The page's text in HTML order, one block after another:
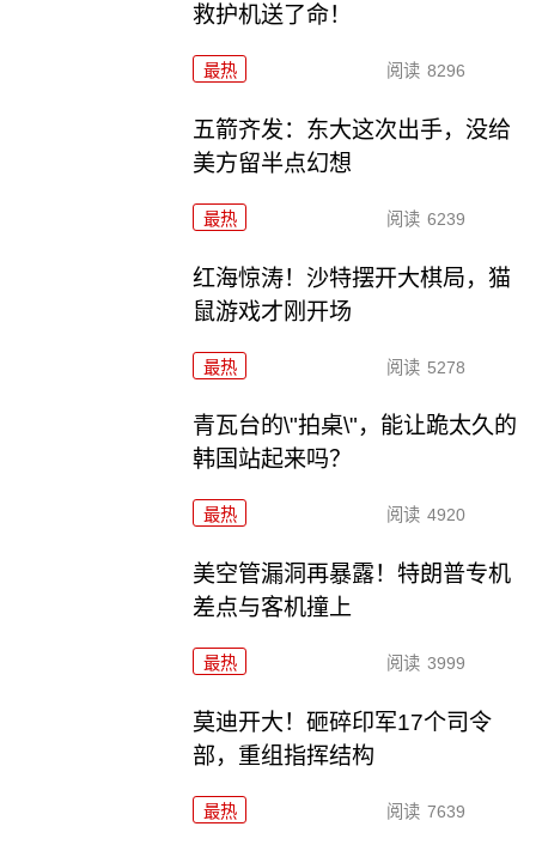
救护机送了命！
最热 阅读 8296
五箭齐发：东大这次出手，没给
美方留半点幻想
最热 阅读 6239
红海惊涛！沙特摆开大棋局，猫
鼠游戏才刚开场
最热 阅读 5278
青瓦台的\"拍桌\"，能让跪太久的
韩国站起来吗？
最热 阅读 4920
美空管漏洞再暴露！特朗普专机
差点与客机撞上
最热 阅读 3999
莫迪开大！砸碎印军17个司令
部，重组指挥结构
最热 阅读 7639